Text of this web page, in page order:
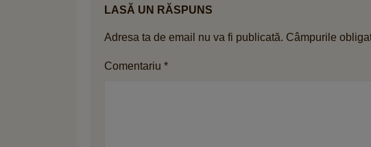
LASĂ UN RĂSPUNS
Adresa ta de email nu va fi publicată. Câmpurile
Comentariu *